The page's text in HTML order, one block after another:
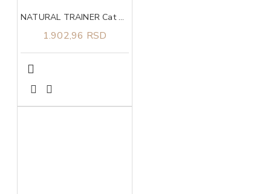
NATURAL TRAINER Cat piletina za odrasle mačke 1.5kg
1.902,96 RSD